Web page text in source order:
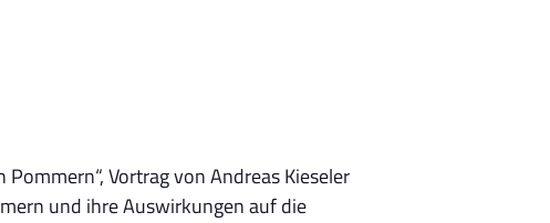
Vortrag von Andreas Kieseler
und ihre Auswirkungen auf die